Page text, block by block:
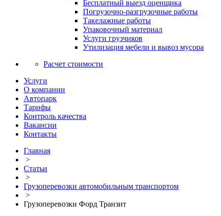
Бесплатный выезд оценщика
Погрузочно-разгрузочные работы
Такелажные работы
Упаковочный материал
Услуги грузчиков
Утилизация мебели и вывоз мусора
Расчет стоимости
Услуги
О компании
Автопарк
Тарифы
Контроль качества
Вакансии
Контакты
Главная
>
Статьи
>
Грузоперевозки автомобильным транспортом
>
Грузоперевозки Форд Транзит